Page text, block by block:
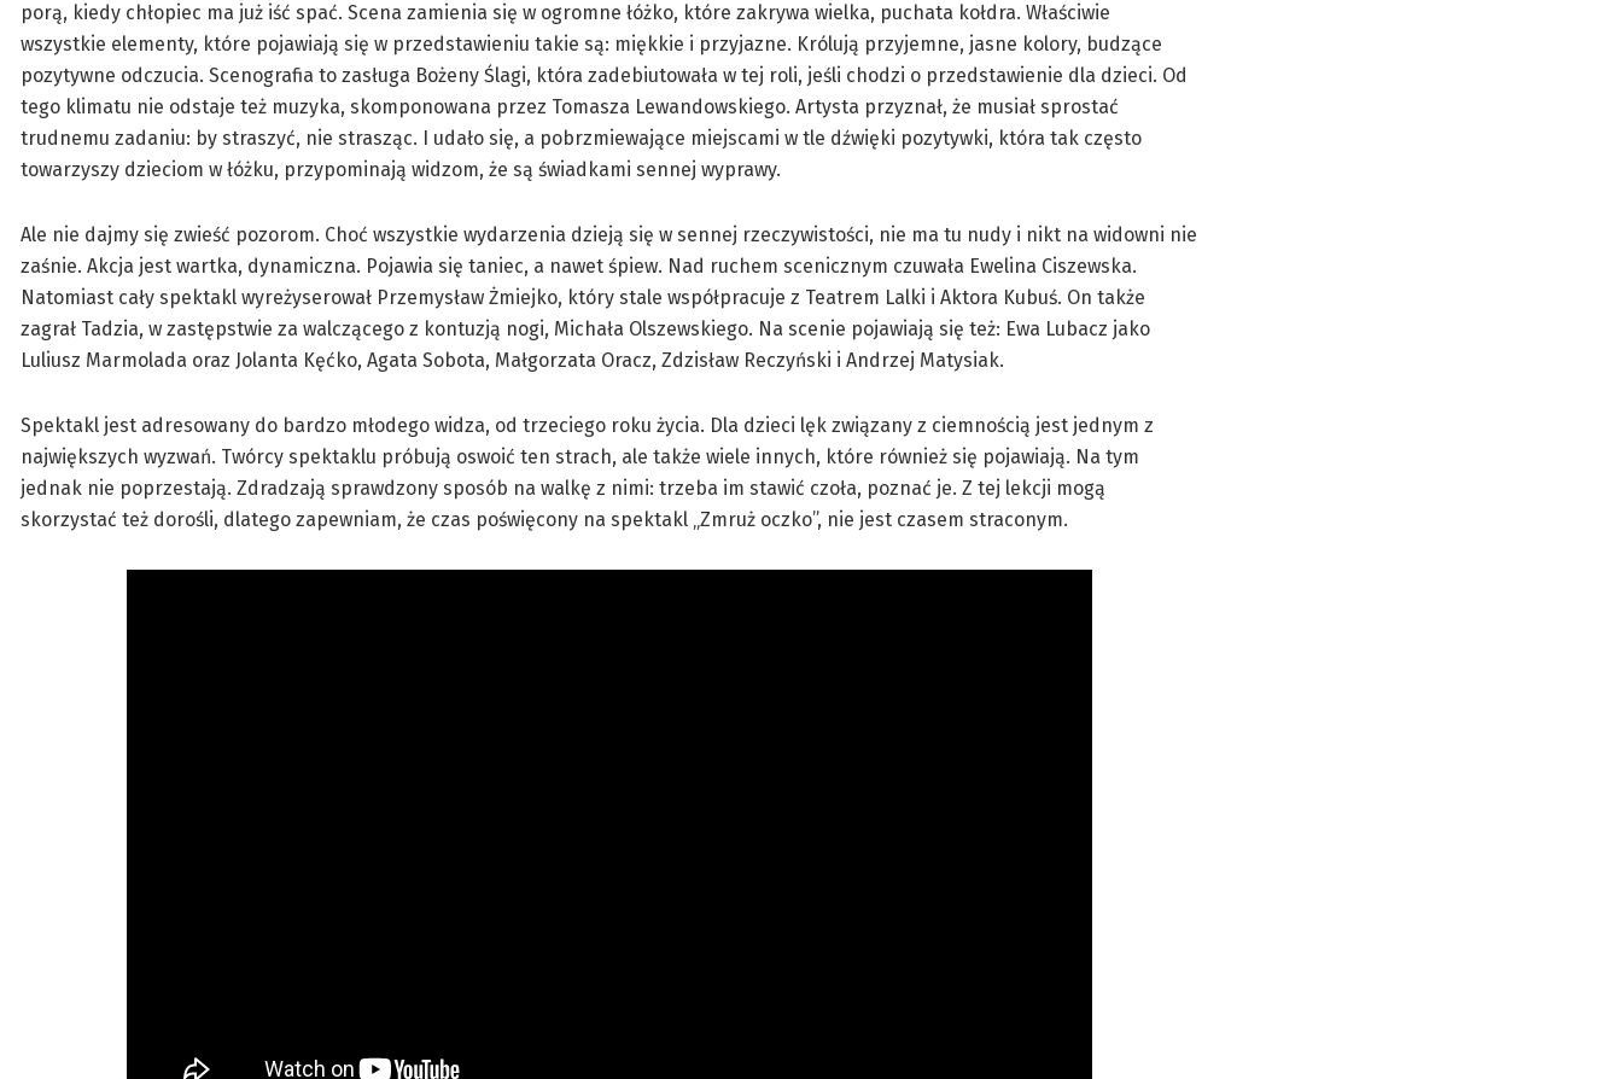
porą, kiedy chłopiec ma już iść spać. Scena zamienia się w ogromne łóżko, które zakrywa wielka, puchata kołdra. Właściwie
wszystkie elementy, które pojawiają się w przedstawieniu takie są: miękkie i przyjazne. Królują przyjemne, jasne kolory, budzące
pozytywne odczucia. Scenografia to zasługa Bożeny Ślagi, która zadebiutowała w tej roli, jeśli chodzi o przedstawienie dla dzieci. Od
tego klimatu nie odstaje też muzyka, skomponowana przez Tomasza Lewandowskiego. Artysta przyznał, że musiał sprostać
trudnemu zadaniu: by straszyć, nie strasząc. I udało się, a pobrzmiewające miejscami w tle dźwięki pozytywki, która tak często
towarzyszy dzieciom w łóżku, przypominają widzom, że są świadkami sennej wyprawy.
Ale nie dajmy się zwieść pozorom. Choć wszystkie wydarzenia dzieją się w sennej rzeczywistości, nie ma tu nudy i nikt na widowni nie
zaśnie. Akcja jest wartka, dynamiczna. Pojawia się taniec, a nawet śpiew. Nad ruchem scenicznym czuwała Ewelina Ciszewska.
Natomiast cały spektakl wyreżyserował Przemysław Żmiejko, który stale współpracuje z Teatrem Lalki i Aktora Kubuś. On także
zagrał Tadzia, w zastępstwie za walczącego z kontuzją nogi, Michała Olszewskiego. Na scenie pojawiają się też: Ewa Lubacz jako
Luliusz Marmolada oraz Jolanta Kęćko, Agata Sobota, Małgorzata Oracz, Zdzisław Reczyński i Andrzej Matysiak.
Spektakl jest adresowany do bardzo młodego widza, od trzeciego roku życia. Dla dzieci lęk związany z ciemnością jest jednym z
największych wyzwań. Twórcy spektaklu próbują oswoić ten strach, ale także wiele innych, które również się pojawiają. Na tym
jednak nie poprzestają. Zdradzają sprawdzony sposób na walkę z nimi: trzeba im stawić czoła, poznać je. Z tej lekcji mogą
skorzystać też dorośli, dlatego zapewniam, że czas poświęcony na spektakl „Zmruż oczko”, nie jest czasem straconym.